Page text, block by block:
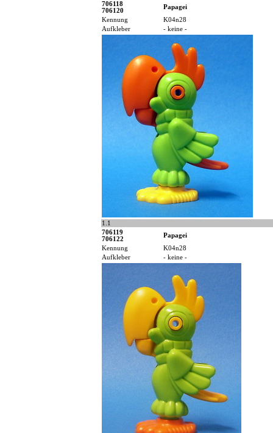
706118
706120
Papagei
Kennung
K04n28
Aufkleber
- keine -
1.1
706119
706122
Papagei
Kennung
K04n28
Aufkleber
- keine -